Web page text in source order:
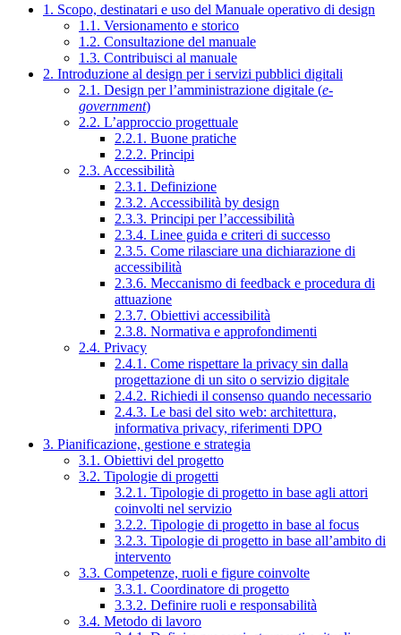
1. Scopo, destinatari e uso del Manuale operativo di design
1.1. Versionamento e storico
1.2. Consultazione del manuale
1.3. Contribuisci al manuale
2. Introduzione al design per i servizi pubblici digitali
2.1. Design per l’amministrazione digitale (e-
government)
2.2. L’approccio progettuale
2.2.1. Buone pratiche
2.2.2. Principi
2.3. Accessibilità
2.3.1. Definizione
2.3.2. Accessibilità by design
2.3.3. Principi per l’accessibilità
2.3.4. Linee guida e criteri di successo
2.3.5. Come rilasciare una dichiarazione di
accessibilità
2.3.6. Meccanismo di feedback e procedura di
attuazione
2.3.7. Obiettivi accessibilità
2.3.8. Normativa e approfondimenti
2.4. Privacy
2.4.1. Come rispettare la privacy sin dalla
progettazione di un sito o servizio digitale
2.4.2. Richiedi il consenso quando necessario
2.4.3. Le basi del sito web: architettura,
informativa privacy, riferimenti DPO
3. Pianificazione, gestione e strategia
3.1. Obiettivi del progetto
3.2. Tipologie di progetti
3.2.1. Tipologie di progetto in base agli attori
coinvolti nel servizio
3.2.2. Tipologie di progetto in base al focus
3.2.3. Tipologie di progetto in base all’ambito di
intervento
3.3. Competenze, ruoli e figure coinvolte
3.3.1. Coordinatore di progetto
3.3.2. Definire ruoli e responsabilità
3.4. Metodo di lavoro